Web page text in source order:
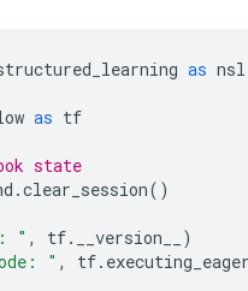
as nsl
as tf
state
.clear_session()
" , tf. __version__
)
" , tf.